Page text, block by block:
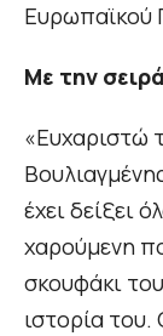
Ευρωπαϊκού
Με την
«Ευχαριστώ
έχει δείξει
χαρούμενη
σκουφάκι
ιστορία του.